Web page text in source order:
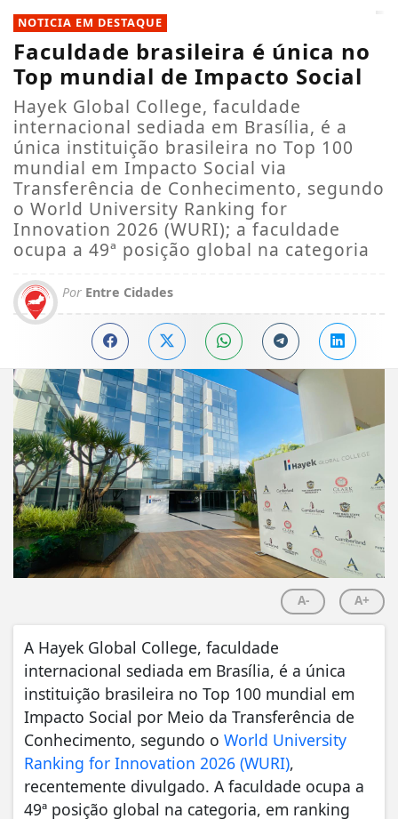
NOTICIA EM DESTAQUE
Faculdade brasileira é única no
Top mundial de Impacto Social
Hayek Global College, faculdade
internacional sediada em Brasília, é a
única instituição brasileira no Top 100
mundial em Impacto Social via
Transferência de Conhecimento, segundo
o World University Ranking for
Innovation 2026 (WURI); a faculdade
ocupa a 49ª posição global na categoria
Por Entre Cidades
A- A+
A Hayek Global College, faculdade
internacional sediada em Brasília, é a única
instituição brasileira no Top 100 mundial em
Impacto Social por Meio da Transferência de
Conhecimento, segundo o World University
Ranking for Innovation 2026 (WURI),
recentemente divulgado. A faculdade ocupa a
49ª posição global na categoria, em ranking